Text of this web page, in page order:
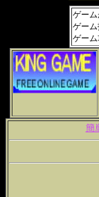
ゲー
ゲー
ゲー
簡